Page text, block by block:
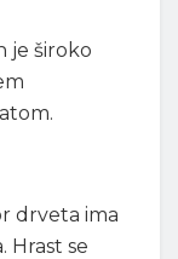
je široko
drveta ima
Hrast se